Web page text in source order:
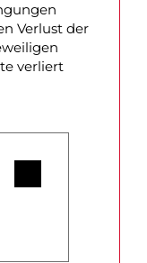
Verlust der
verliert